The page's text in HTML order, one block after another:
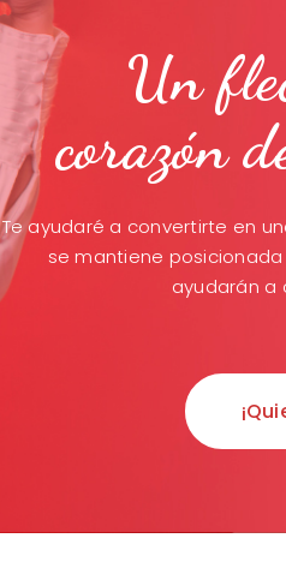
Un
corazón
Te ayudaré a convertirte en
se mantiene
ayudarán a